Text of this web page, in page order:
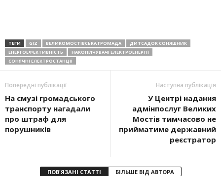
ТЕГИ GIZ ВЕЛИКОМОСТІВСЬКА ГРОМАДА
ДИТСАДОК СОНЯШНИК
ЕНЕРГОЕФЕКТИВНІСТЬ
НАКОПИЧУВАЧІ ЕЛЕКТРОЕНЕРГІЇ
СОНЯЧНІ ЕЛЕКТРОСТАНЦІЇ
Попередні публікації
На смузі громадського
транспорту нагадали
про штраф для
порушників
Наступна публікація
У Центрі надання
адмінпослуг Великих
Мостів тимчасово не
прийматиме державний
реєстратор
ПОВ'ЯЗАНІ СТАТТІ БІЛЬШЕ ВІД АВТОРА